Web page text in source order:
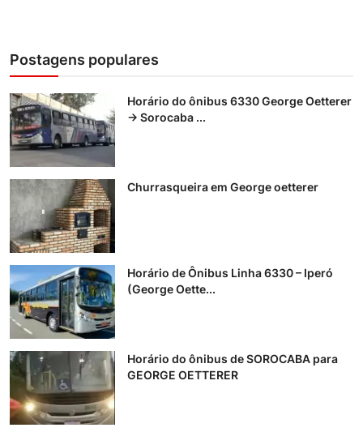
Postagens populares
Horário do ônibus 6330 George Oetterer
→ Sorocaba ...
Churrasqueira em George oetterer
Horário de Ônibus Linha 6330 – Iperó
(George Oette...
Horário do ônibus de SOROCABA para
GEORGE OETTERER